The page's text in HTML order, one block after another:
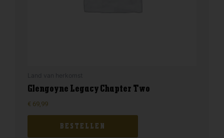
Glengoyne Legacy Chapter Two
€ 69,99
BESTELLEN